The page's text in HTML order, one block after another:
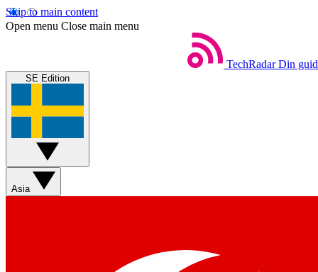
Skip to main content
Open menu Close main menu
TechRadar Din
SE Edition
Asia